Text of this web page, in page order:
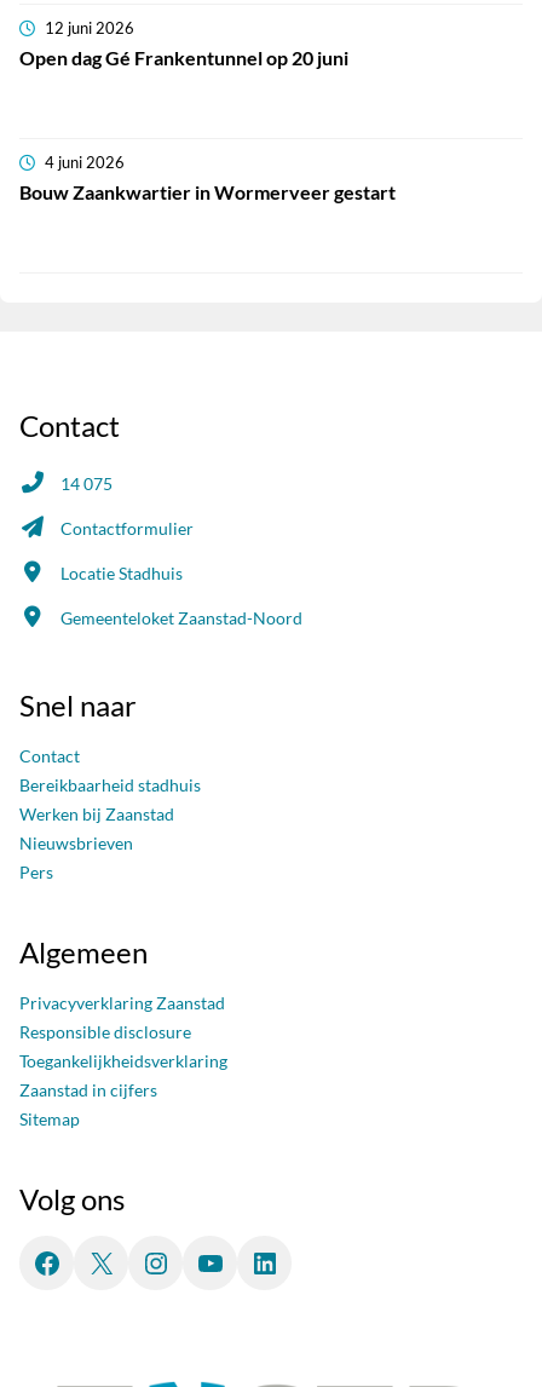
Open dag Gé Frankentunnel op 20 juni
12 juni 2026
Bouw Zaankwartier in Wormerveer gestart
4 juni 2026
Contact
14 075
Contactformulier
Locatie Stadhuis
Gemeenteloket Zaanstad-Noord
Snel naar
Contact
Bereikbaarheid stadhuis
Werken bij Zaanstad
Nieuwsbrieven
Pers
Algemeen
Privacyverklaring Zaanstad
Responsible disclosure
Toegankelijkheidsverklaring
Zaanstad in cijfers
Sitemap
Volg ons
Facebook
X Instagram YouTube LinkedIn